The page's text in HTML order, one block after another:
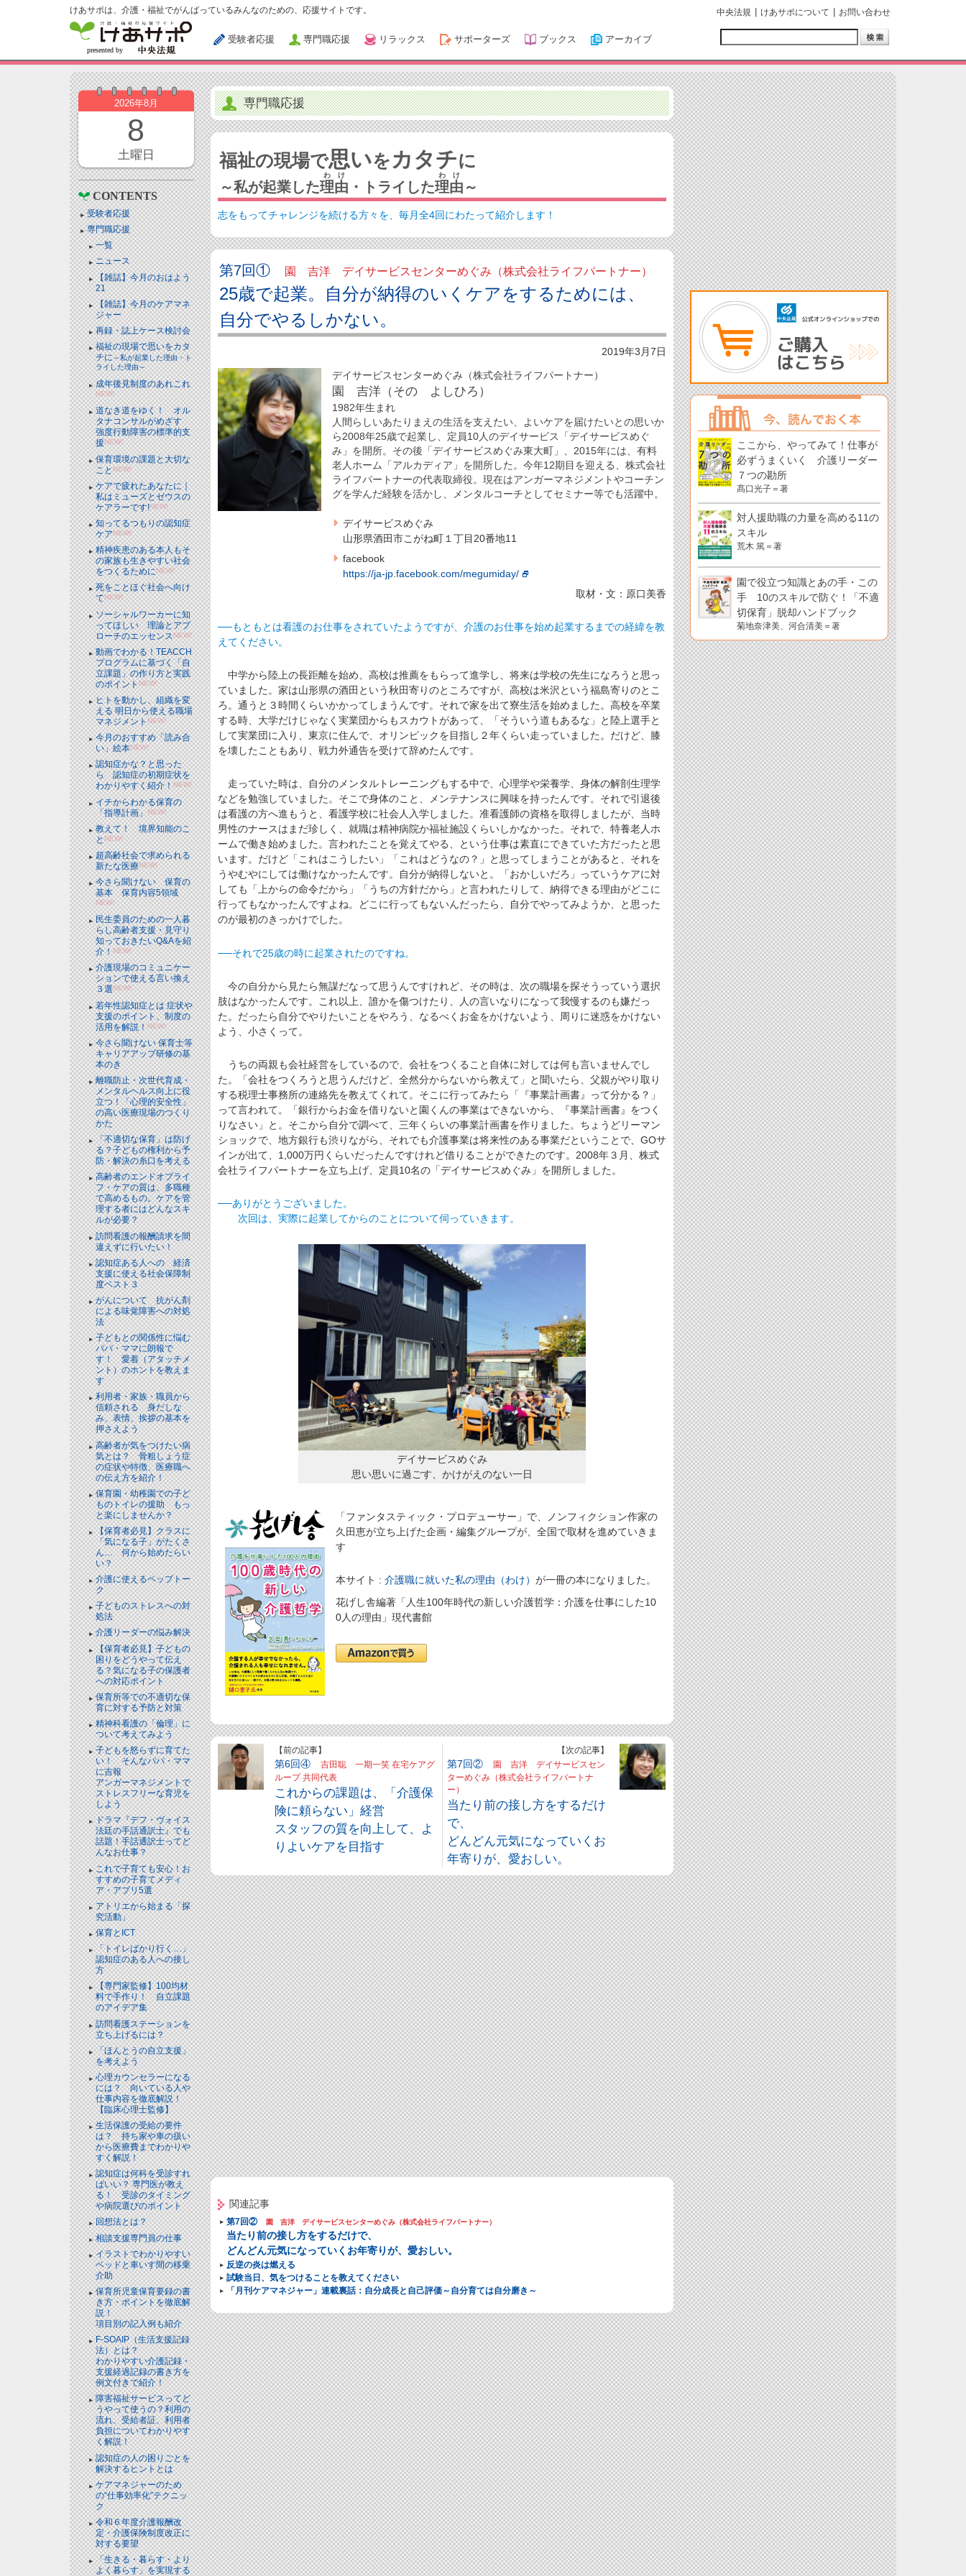
けあサポは、介護・福祉でがんばっているみんなのための、応援サイトです。
受験者応援 専門職応援 リラックス サポーターズ ブックス アーカイブ
中央法規 けあサポについて お問い合わせ
2026年8月
8
土曜日
CONTENTS
受験者応援
専門職応援
一覧
ニュース
【雑誌】今月のおはよう
21
【雑誌】今月のケアマネ
ジャー
再録・誌上ケース検討会
福祉の現場で思いをカタ
チに～私が起業した理由・ト
ライした理由～
成年後見制度のあれこれ
NEW!
道なき道をゆく！ オル
タナコンサルがめざす
強度行動障害の標準的支
援NEW!
保育環境の課題と大切な
ことNEW!
ケアで疲れたあなたに｜
私はミューズとゼウスの
ケアラーです!NEW!
知ってるつもりの認知症
ケアNEW!
精神疾患のある本人もそ
の家族も生きやすい社会
をつくるためにNEW!
死をことほぐ社会へ向け
てNEW!
ソーシャルワーカーに知
ってほしい 理論とアプ
ローチのエッセンスNEW!
動画でわかる！TEACCH
プログラムに基づく「自
立課題」の作り方と実践
のポイントNEW!
ヒトを動かし、組織を変
える 明日から使える職場
マネジメントNEW!
今月のおすすめ「読み合
い」絵本NEW!
認知症かな？と思った
ら 認知症の初期症状を
わかりやすく紹介！NEW!
イチからわかる保育の
「指導計画」NEW!
教えて！ 境界知能のこ
とNEW!
超高齢社会で求められる
新たな医療NEW!
今さら聞けない 保育の
基本 保育内容5領域
NEW!
民生委員のための一人暮
らし高齢者支援・見守り
知っておきたいQ&Aを紹
介！NEW!
介護現場のコミュニケー
ションで使える言い換え
３選NEW!
若年性認知症とは 症状や
支援のポイント、制度の
活用を解説！NEW!
今さら聞けない 保育士等
キャリアアップ研修の基
本のき
離職防止・次世代育成・
メンタルヘルス向上に役
立つ！「心理的安全性」
の高い医療現場のつくり
かた
「不適切な保育」は防げ
る？子どもの権利から予
防・解決の糸口を考える
高齢者のエンドオブライ
フ・ケアの質は、多職種
で高めるもの。ケアを管
理する者にはどんなスキ
ルが必要？
訪問看護の報酬請求を間
違えずに行いたい！
認知症ある人への 経済
支援に使える社会保障制
度ベスト３
がんについて 抗がん剤
による味覚障害への対処
法
子どもとの関係性に悩む
パパ・ママに朗報で
す！ 愛着（アタッチメ
ント）のホントを教えま
す
利用者・家族・職員から
信頼される 身だしな
み、表情、挨拶の基本を
押さえよう
高齢者が気をつけたい病
気とは？ 骨粗しょう症
の症状や特徴、医療職へ
の伝え方を紹介！
保育園・幼稚園での子ど
ものトイレの援助 もっ
と楽にしませんか？
【保育者必見】クラスに
「気になる子」がたくさ
ん… 何から始めたらい
い？
介護に使えるペップトー
ク
子どものストレスへの対
処法
介護リーダーの悩み解決
【保育者必見】子どもの
困りをどうやって伝え
る？気になる子の保護者
への対応ポイント
保育所等での不適切な保
育に対する予防と対策
精神科看護の「倫理」に
ついて考えてみよう
子どもを怒らずに育てた
い！ そんなパパ・ママ
に吉報
アンガーマネジメントで
ストレスフリーな育児を
しよう
ドラマ『デフ・ヴォイス
法廷の手話通訳士』でも
話題！手話通訳士ってど
んなお仕事？
これで子育ても安心！お
すすめの子育てメディ
ア・アプリ5選
アトリエから始まる「探
究活動」
保育とICT
「トイレばかり行く…」
認知症のある人への接し
方
【専門家監修】100均材
料で手作り！ 自立課題
のアイデア集
訪問看護ステーションを
立ち上げるには？
「ほんとうの自立支援」
を考えよう
心理カウンセラーになる
には？ 向いている人や
仕事内容を徹底解説！
【臨床心理士監修】
生活保護の受給の要件
は？ 持ち家や車の扱い
から医療費までわかりや
すく解説！
認知症は何科を受診すれ
ばいい？ 専門医が教え
る！ 受診のタイミング
や病院選びのポイント
回想法とは？
相談支援専門員の仕事
イラストでわかりやすい
ベッドと⾞いす間の移乗
介助
保育所児童保育要録の書
き方・ポイントを徹底解
説！
項目別の記入例も紹介
F-SOAIP（生活支援記録
法）とは？
わかりやすい介護記録・
支援経過記録の書き方を
例文付きで紹介！
障害福祉サービスってど
うやって使うの？利用の
流れ、受給者証、利用者
負担についてわかりやす
く解説！
認知症の人の困りごとを
解決するヒントとは
ケアマネジャーのため
の“仕事効率化”テクニッ
ク
令和６年度介護報酬改
定・介護保険制度改正に
対する要望
「生きる・暮らす・より
よく暮らす」を実現する
専門職応援
福祉の現場で思いを カタチに
～私が起業した理由
わけ
・トライした理由
わけ
～
志をもってチャレンジを続ける方々を、毎月全4回にわたって紹介します！
第7回① 園 吉洋 デイサービスセンターめぐみ（株式会社ライフパートナー）
25歳で起業。自分が納得のいくケアをするためには、
自分でやるしかない。
2019年3月7日
デイサービスセンターめぐみ（株式会社ライフパートナー）
園 吉洋（その よしひろ）
1982年生まれ
人間らしいあたりまえの生活を支えたい、よいケアを届けたいとの思いか
ら2008年25歳で起業し、定員10人のデイサービス「デイサービスめぐ
み」を開所。その後「デイサービスめぐみ東大町」、2015年には、有料
老人ホーム「アルカディア」を開所した。今年12期目を迎える、株式会社
ライフパートナーの代表取締役。現在はアンガーマネジメントやコーチン
グを学んだ経験を活かし、メンタルコーチとしてセミナー等でも活躍中。
デイサービスめぐみ
山形県酒田市こがね町１丁目20番地11
facebook
https://ja-jp.facebook.com/megumiday/
取材・文：原口美香
──もともとは看護のお仕事をされていたようですが、介護のお仕事を始め起業するまでの経緯を教
えてください。
中学から陸上の長距離を始め、高校は推薦をもらって進学し、将来は学校の先生になろうと思っ
ていました。家は山形県の酒田という秋田寄りのところですが、高校は米沢という福島寄りのとこ
ろ。通うと３時間くらいかかってしまうんです。それで家を出て寮生活を始めました。高校を卒業
する時、大学だけじゃなく実業団からもスカウトがあって、「そういう道もあるな」と陸上選手と
して実業団に入り、東京に住んで、オリンピックを目指し２年くらい走っていました。だけど、膝
を壊したこともあり、戦力外通告を受けて辞めたんです。
走っていた時は、自分のメンタルトレーニングもする中で、心理学や栄養学、身体の解剖生理学
などを勉強していました。そこで身体のこと、メンテナンスに興味を持ったんです。それで引退後
は看護の方へ進もうと、看護学校に社会人入学しました。准看護師の資格を取得しましたが、当時
男性のナースはまだ珍しく、就職は精神病院か福祉施設くらいしかなかった。それで、特養老人ホ
ームで働き始めました。言われたことを覚えてやる、という仕事は素直にできていた方だったと思
います。だけど「これはこうしたい」「これはどうなの？」と思ってしまうことがあると、それを
うやむやにしては働けなかったんです。自分が納得しないと。「おかしいだろ」っていうケアに対
しても「上からの命令だから」「うちの方針だから」と言われたりして、納得できる理由がどこに
行ってもなかったんですよね。どこに行ってもないんだったら、自分でやってみようか、と思った
のが最初のきっかけでした。
──それで25歳の時に起業されたのですね。
今の自分から見たら無謀だなって思うんですけれど、その時は、次の職場を探そうっていう選択
肢はなかったんです。これ以上、誰かを傷つけたり、人の言いなりになって我慢するのも嫌だっ
た。だったら自分でやりたいことをやろう、なるべくお金をかけないよう、周りに迷惑をかけない
よう、小さくって。
うちの両親も会社経営をしているので、会社をつくること自体に対しては何も言いませんでし
た。「会社をつくろうと思うんだけど、全然分からないから教えて」と聞いたら、父親がやり取り
する税理士事務所の連絡先を教えてくれて。そこに行ってみたら「『事業計画書』って分かる？」
って言われて。「銀行からお金を借りないと園くんの事業はできないから、『事業計画書』をつく
りなさい」と。そこから自分で調べて、三年くらいの事業計画書を作りました。ちょうどリーマン
ショックで、地方銀行も渋りながら、それでも介護事業は将来性のある事業だということで、GOサ
インが出て、1,000万円くらいだったんですけれど借りることができたのです。2008年３月、株式
会社ライフパートナーを立ち上げ、定員10名の「デイサービスめぐみ」を開所しました。
──ありがとうございました。
次回は、実際に起業してからのことについて伺っていきます。
デイサービスめぐみ
思い思いに過ごす、かけがえのない一日
「ファンタスティック・プロデューサー」で、ノンフィクション作家の
久田恵が立ち上げた企画・編集グループが、全国で取材を進めていきま
す
本サイト :介護職に就いた私の理由（わけ）が一冊の本になりました。
花げし舎編著「人生100年時代の新しい介護哲学：介護を仕事にした10
0人の理由」現代書館
【前の記事】
第6回④吉田聡 一期一笑 在宅ケアグ
ループ 共同代表
これからの課題は、「介護保
険に頼らない」経営
スタッフの質を向上して、よ
りよいケアを目指す
【次の記事】
第7回②園 吉洋 デイサービスセン
ターめぐみ（株式会社ライフパートナ
ー）
当たり前の接し方をするだけ
で、
どんどん元気になっていくお
年寄りが、愛おしい。
関連記事
第7回② 園 吉洋 デイサービスセンターめぐみ（株式会社ライフパートナー）
当たり前の接し方をするだけで、
どんどん元気になっていくお年寄りが、愛おしい。
反逆の炎は燃える
試験当日、気をつけることを教えてください
「月刊ケアマネジャー」連載裏話：自分成長と自己評価～自分育ては自分磨き～
ここから、やってみて！仕事が
必ずうまくいく 介護リーダー
７つの勘所
髙口光子＝著
対人援助職の力量を高める11の
スキル
荒木 篤＝著
園で役立つ知識とあの手・この
手 10のスキルで防ぐ！「不適
切保育」脱却ハンドブック
菊地奈津美、河合清美＝著